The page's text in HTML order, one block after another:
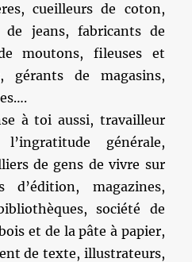
cueilleurs de coton,
jeans, fabricants de
moutons, fileuses et
gérants de magasins,
à toi aussi, travailleur
générale,
de gens de vivre sur
magazines,
société de
et de la pâte à papier,
de texte, illustrateurs,